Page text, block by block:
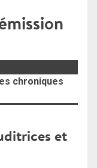
chroniques
et